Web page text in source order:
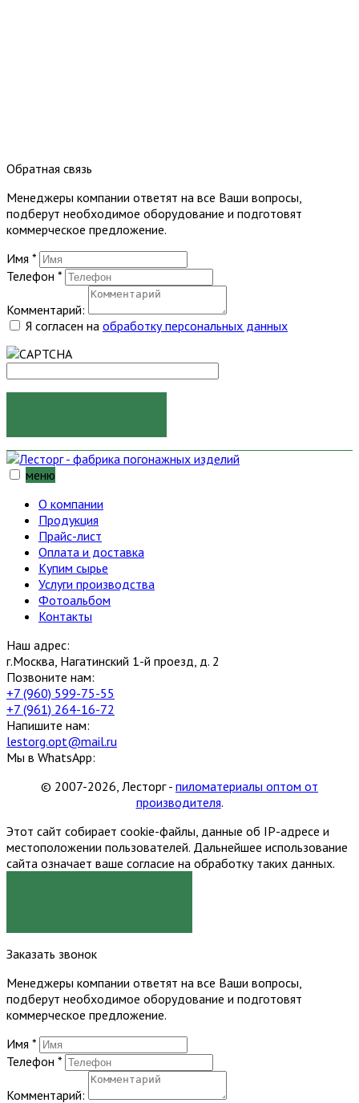
Обратная связь
Менеджеры компании ответят на все Ваши вопросы,
подберут необходимое оборудование и подготовят
коммерческое предложение.
Имя *
Телефон *
Комментарий:
Я согласен на обработку персональных данных
меню
О компании
Продукция
Прайс-лист
Оплата и доставка
Купим сырье
Услуги производства
Фотоальбом
Контакты
Наш адрес:
г.Москва, Нагатинский 1-й проезд, д. 2
Позвоните нам:
+7 (960) 599-75-55
+7 (961) 264-16-72
Напишите нам:
lestorg.opt@mail.ru
Мы в WhatsApp:
© 2007-2026, Лесторг - пиломатериалы оптом от
производителя.
Этот сайт собирает cookie-файлы, данные об IP-адресе и
местоположении пользователей. Дальнейшее использование
сайта означает ваше согласие на обработку таких данных.
Заказать звонок
Менеджеры компании ответят на все Ваши вопросы,
подберут необходимое оборудование и подготовят
коммерческое предложение.
Имя *
Телефон *
Комментарий: